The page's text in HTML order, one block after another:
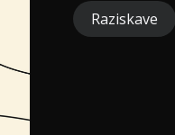
Raziskave